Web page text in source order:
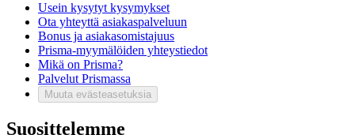
Usein kysytyt kysymykset
Ota yhteyttä asiakaspalveluun
Bonus ja asiakasomistajuus
Prisma-myymälöiden yhteystiedot
Mikä on Prisma?
Palvelut Prismassa
Muuta evästeasetuksia
Suosittelemme